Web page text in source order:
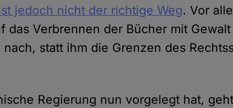
jedoch nicht der richtige Weg. Vor
das Verbrennen der Bücher mit
statt ihm die Grenzen des
Regierung nun vorgelegt hat,